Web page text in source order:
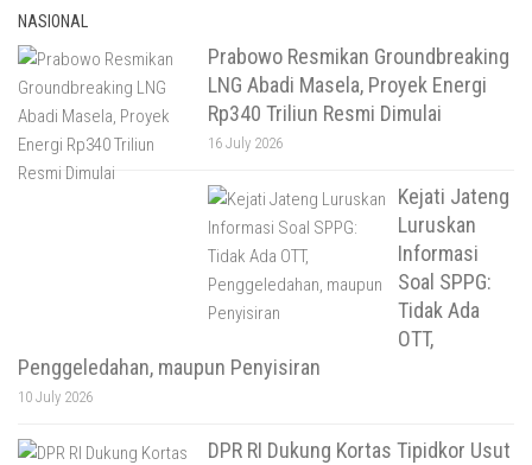
NASIONAL
Prabowo Resmikan Groundbreaking
LNG Abadi Masela, Proyek Energi
Rp340 Triliun Resmi Dimulai
16 July 2026
Kejati Jateng
Luruskan
Informasi
Soal SPPG:
Tidak Ada
OTT,
Penggeledahan, maupun Penyisiran
10 July 2026
DPR RI Dukung Kortas Tipidkor Usut